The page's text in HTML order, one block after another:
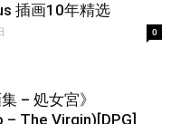
插画10年精选
0
– 処女宮》
– The Virgin)[DPG]